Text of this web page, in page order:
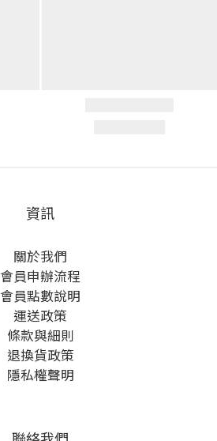
資訊
關於我們
會員申辦流程
會員點數說明
運送政策
條款與細則
退換貨政策
隱私權聲明